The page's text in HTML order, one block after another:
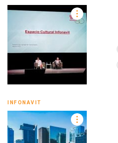
INFONAVIT